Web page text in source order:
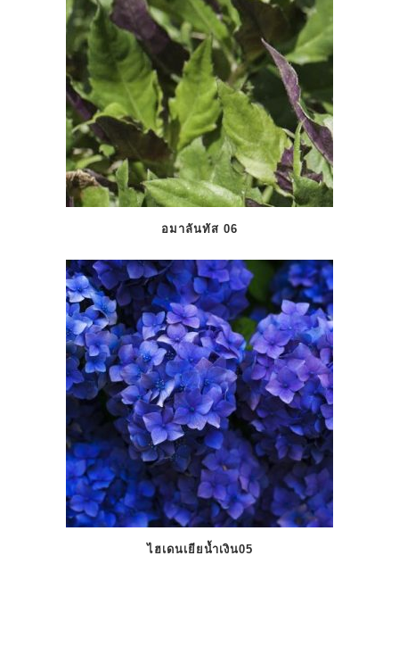
อมาลันทัส 06
ไฮเดนเยียน้ำเงิน05